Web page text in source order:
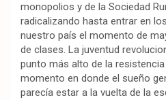
monopolios y de la Sociedad
radicalizando hasta entrar en
nuestro país el momento de
de clases. La juventud
punto más alto de la
momento en donde el sueño
parecía estar a la vuelta de la